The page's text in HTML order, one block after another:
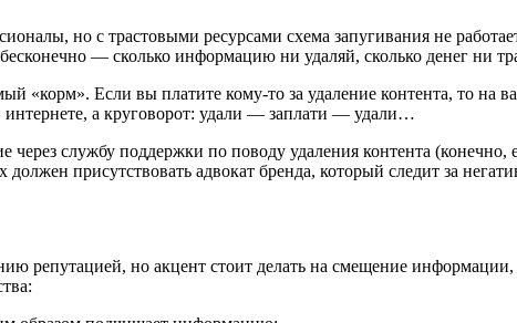
но с трастовыми ресурсами схема запугивания не
— сколько информацию ни удаляй, сколько денег ни
«корм». Если вы платите кому-то за удаление контента, то на
интернете, а круговорот: удали — заплати — удали…
службу поддержки по поводу удаления контента (конечно,
присутствовать адвокат бренда, который следит за
репутацией, но акцент стоит делать на смещение информации,